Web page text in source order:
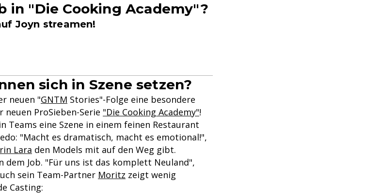
in "Die Cooking Academy"?
Joyn streamen!
sich in Szene setzen?
neuen "GNTM Stories"-Folge eine besondere
neuen ProSieben-Serie "Die Cooking Academy"!
Teams eine Szene in einem feinen Restaurant
"Macht es dramatisch, macht es emotional!",
Lara den Models mit auf den Weg gibt.
dem Job. "Für uns ist das komplett Neuland",
sein Team-Partner Moritz zeigt wenig
Casting: